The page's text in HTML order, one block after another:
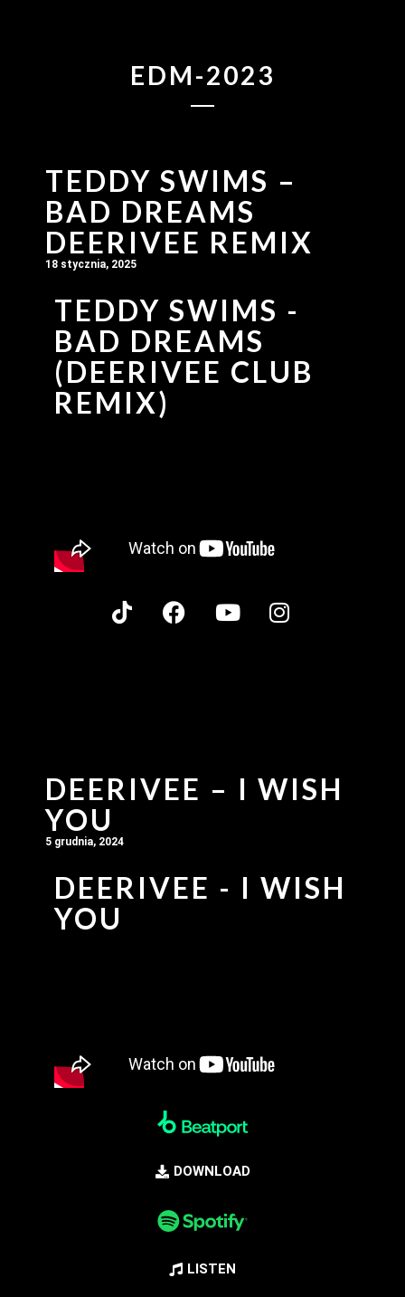
EDM-2023
TEDDY SWIMS –
BAD DREAMS
DEERIVEE REMIX
18 stycznia, 2025
TEDDY SWIMS -
BAD DREAMS
(DEERIVEE CLUB
REMIX)
DEERIVEE – I WISH
YOU
5 grudnia, 2024
DEERIVEE - I WISH
YOU
DOWNLOAD
LISTEN